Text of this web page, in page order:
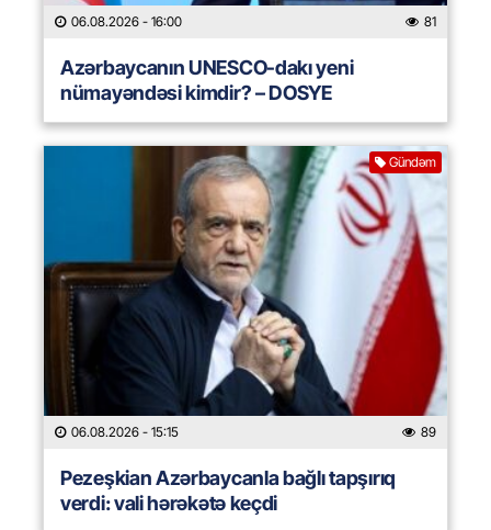
06.08.2026 - 16:00 81
Azərbaycanın UNESCO-dakı yeni
nümayəndəsi kimdir? – DOSYE
Gündəm
06.08.2026 - 15:15 89
Pezeşkian Azərbaycanla bağlı tapşırıq
verdi: vali hərəkətə keçdi